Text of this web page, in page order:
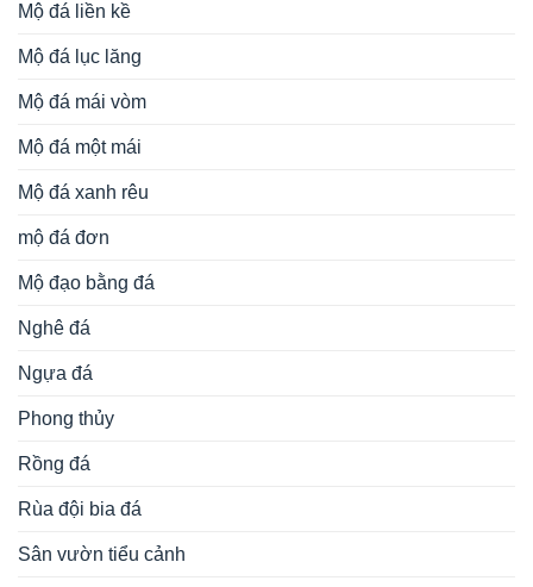
Mộ đá liền kề
Mộ đá lục lăng
Mộ đá mái vòm
Mộ đá một mái
Mộ đá xanh rêu
mộ đá đơn
Mộ đạo bằng đá
Nghê đá
Ngựa đá
Phong thủy
Rồng đá
Rùa đội bia đá
Sân vườn tiểu cảnh